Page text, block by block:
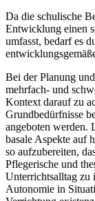
Da die schulische
Entwicklung einen
umfasst, bedarf es
Bei der Planung
mehrfach- und
Kontext darauf zu
Grundbedürfnisse
angeboten werden.
basale Aspekte auf
so aufzubereiten,
Pflegerische und
Unterrichtsalltag zu
Autonomie in